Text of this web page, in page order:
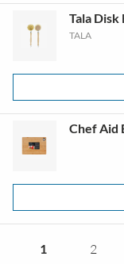
Tala Disk
TALA
Chef Aid
1 2